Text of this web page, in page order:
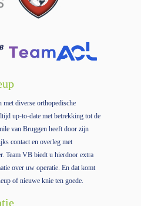
met diverse orthopedische
up-to-date met betrekking tot de
van Bruggen heeft door zijn
contact en overleg met
Team VB biedt u hierdoor extra
over uw operatie. En dat komt
of nieuwe knie ten goede.